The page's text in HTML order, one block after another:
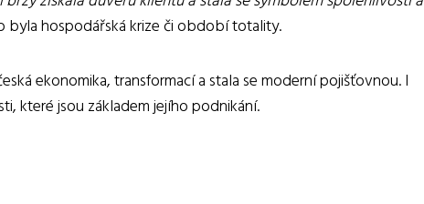
byla hospodářská krize či období totality.
ekonomika, transformací a stala se moderní pojišťovnou. I
které jsou základem jejího podnikání.